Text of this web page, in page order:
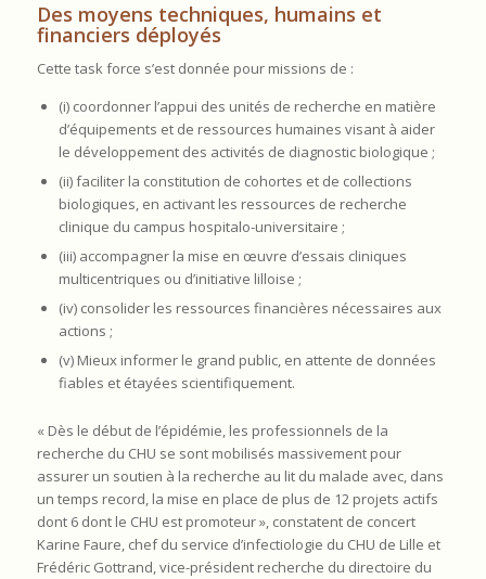
Des moyens techniques, humains et
financiers déployés
Cette task force s’est donnée pour missions de :
(i) coordonner l’appui des unités de recherche en matière
d’équipements et de ressources humaines visant à aider
le développement des activités de diagnostic biologique ;
(ii) faciliter la constitution de cohortes et de collections
biologiques, en activant les ressources de recherche
clinique du campus hospitalo-universitaire ;
(iii) accompagner la mise en œuvre d’essais cliniques
multicentriques ou d’initiative lilloise ;
(iv) consolider les ressources financières nécessaires aux
actions ;
(v) Mieux informer le grand public, en attente de données
fiables et étayées scientifiquement.
« Dès le début de l’épidémie, les professionnels de la
recherche du CHU se sont mobilisés massivement pour
assurer un soutien à la recherche au lit du malade avec, dans
un temps record, la mise en place de plus de 12 projets actifs
dont 6 dont le CHU est promoteur », constatent de concert
Karine Faure, chef du service d’infectiologie du CHU de Lille et
Frédéric Gottrand, vice-président recherche du directoire du